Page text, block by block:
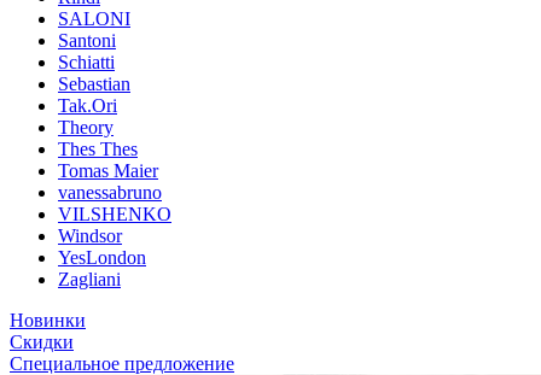
SALONI
Santoni
Schiatti
Sebastian
Tak.Ori
Theory
Thes Thes
Tomas Maier
vanessabruno
VILSHENKO
Windsor
YesLondon
Zagliani
Новинки
Скидки
Специальное предложение